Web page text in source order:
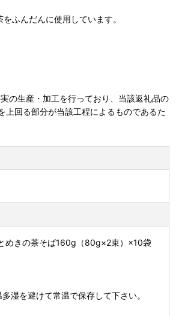
ふんだんに使用しています。
の生産・加工を行っており、当該返礼品の
上回る部分が当該工程によるものであるた
めきの茶そば160g（80g×2束）×10袋
湿を避けて常温で保存して下さい。